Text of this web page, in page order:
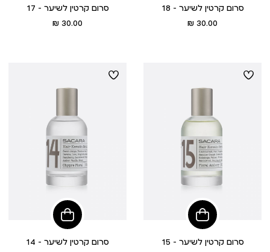
סרום קרטין לשיער - 18
מחיר30.00 ₪
סרום קרטין לשיער - 17
מחיר30.00 ₪
הוסיפי
לסל
סרום קרטין לשיער - 15
הוסיפי
לסל
סרום קרטין לשיער - 14